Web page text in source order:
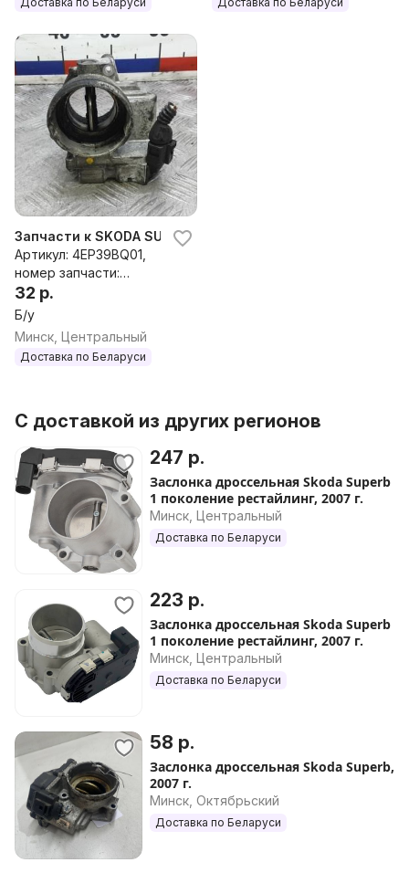
38145209Q,038145215,03G
Запчасти к SKODA SUPERB 1 Дроссельная заслонка
Артикул: 4EP39BQ01,
номер запчасти:
036128063C
32 р.
Б/у
Минск, Центральный
Доставка по Беларуси
С доставкой из других регионов
247 р.
Заслонка дроссельная Skoda Superb
1 поколение рестайлинг, 2007 г.
Минск, Центральный
Доставка по Беларуси
223 р.
Заслонка дроссельная Skoda Superb
1 поколение рестайлинг, 2007 г.
Минск, Центральный
Доставка по Беларуси
58 р.
Заслонка дроссельная Skoda Superb,
2007 г.
Минск, Октябрьский
Доставка по Беларуси